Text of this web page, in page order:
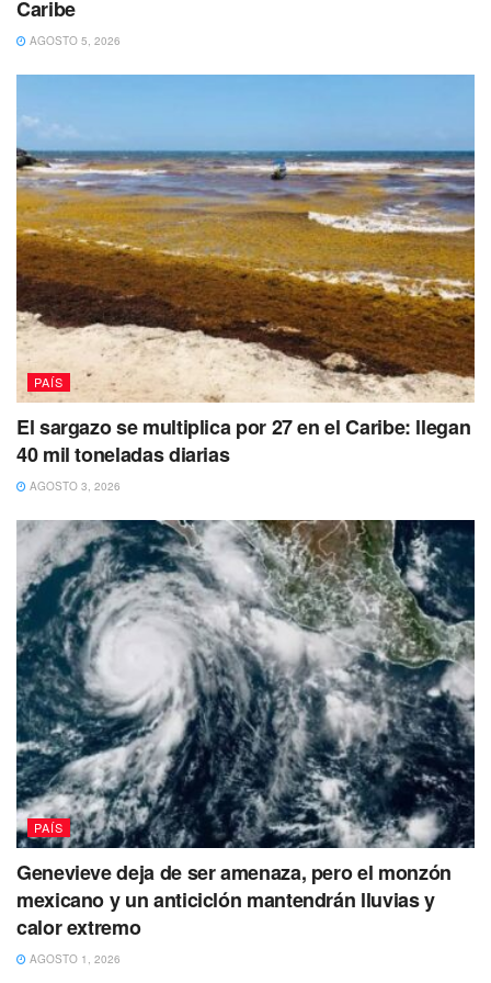
El proyecto“Perfect Day”
dealta biodiversidad en un parque temático privado
con capacidad para recibir hasta
diarios, en una comunidad que apenas cuenta con
habitantes.
De acuerdo con
Greenpeace México, el desarrollo representa las
siguientes amenazas:
Destrucción de Manglares:Remoción de
vegetación clave para la protección de la costa.
Daño a Arrecifes:La presión turística masiva pone
en riesgo el Sistema Arrecifal Mesoamericano.
Crisis de Agua:Riesgo de contaminación del
acuífero subterráneo debido a la infraestructura
masiva.
Especies en Peligro:Afectación directa al hábitat de
identificadas en la zona.
Caribe
AGOSTO 5, 2026
PAÍS
El sargazo se multiplica por 27 en el Caribe: llegan
40 mil toneladas diarias
AGOSTO 3, 2026
PAÍS
Genevieve deja de ser amenaza, pero el monzón
mexicano y un anticiclón mantendrán lluvias y
calor extremo
AGOSTO 1, 2026